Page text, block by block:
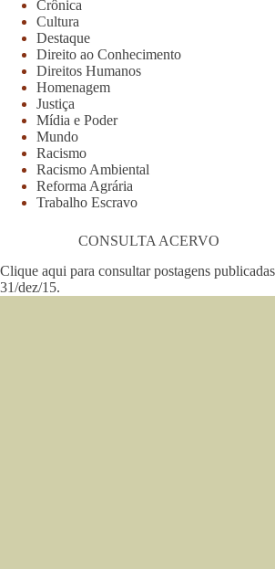
Crônica
Cultura
Destaque
Direito ao Conhecimento
Direitos Humanos
Homenagem
Justiça
Mídia e Poder
Mundo
Racismo
Racismo Ambiental
Reforma Agrária
Trabalho Escravo
CONSULTA ACERVO
Clique aqui para consultar postagens
31/dez/15.